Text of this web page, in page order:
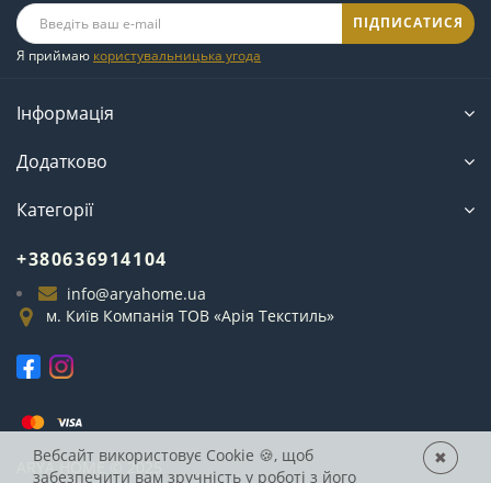
ПІДПИСАТИСЯ
Я приймаю користувальницька угода
Інформація
Додатково
Категорії
+380636914104
info@aryahome.ua
м. Київ Компанія ТОВ «Арія Текстиль»
ARYAHOME © 2025
Вебсайт використовує Cookie 🍪, щоб
забезпечити вам зручність у роботі з його
✖